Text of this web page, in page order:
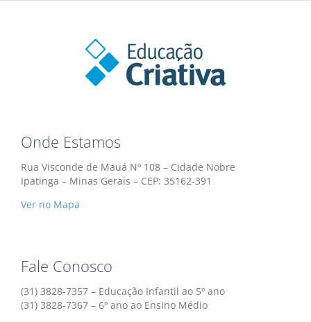
Onde Estamos
Rua Visconde de Mauá Nº 108 – Cidade Nobre
Ipatinga – Minas Gerais – CEP: 35162-391
Ver no Mapa
Fale Conosco
(31) 3828-7357 – Educação Infantil ao 5º ano
(31) 3828-7367 – 6º ano ao Ensino Médio